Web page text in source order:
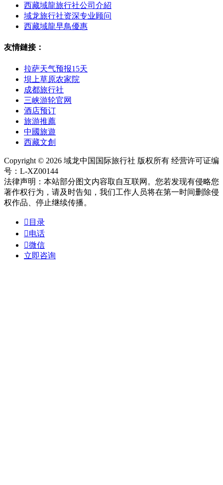
西藏域龍旅行社公司介紹
域龙旅行社资深专业顾问
西藏域龍早鳥優惠
友情鏈接：
拉萨天气预报15天
坝上草原农家院
成都旅行社
三峡游轮官网
酒店预订
旅游推薦
中國旅遊
西藏文創
Copyright © 2026 域龙中国国际旅行社 版权所有 经营许可证编
号：L-XZ00144
法律声明：本站部分图文内容取自互联网。您若发现有侵略您
著作权行为，请及时告知，我们工作人员将在第一时间删除侵
权作品、停止继续传播。
 目录
电话
微信
立即咨询